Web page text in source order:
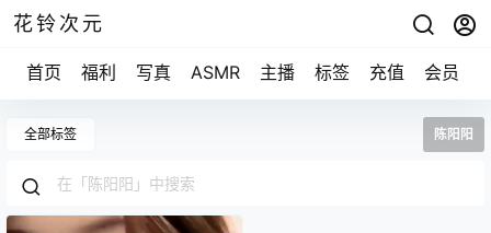
花铃次元
首页 福利 写真 ASMR 主播 标签 充值 会员
全部标签 陈阳阳